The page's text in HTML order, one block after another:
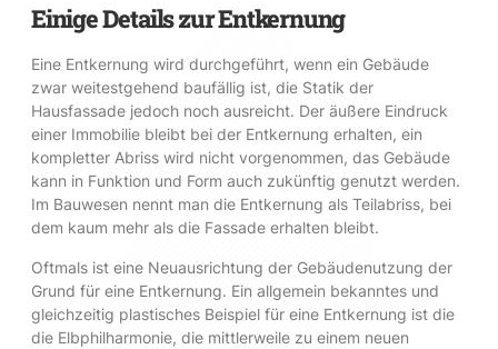
Einige Details zur Entkernung
Eine Entkernung wird durchgeführt, wenn ein Gebäude
zwar weitestgehend baufällig ist, die Statik der
Hausfassade jedoch noch ausreicht. Der äußere Eindruck
einer Immobilie bleibt bei der Entkernung erhalten, ein
kompletter Abriss wird nicht vorgenommen, das Gebäude
kann in Funktion und Form auch zukünftig genutzt werden.
Im Bauwesen nennt man die Entkernung als Teilabriss, bei
dem kaum mehr als die Fassade erhalten bleibt.
Oftmals ist eine Neuausrichtung der Gebäudenutzung der
Grund für eine Entkernung. Ein allgemein bekanntes und
gleichzeitig plastisches Beispiel für eine Entkernung ist die
die Elbphilharmonie, die mittlerweile zu einem neuen